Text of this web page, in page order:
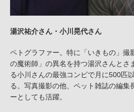
湯沢祐介さん・小川晃代さん
ペトグラファー。特に「いきもの」撮
の魔術師」の異名を持つ湯沢さんとさ
る小川さんの最強コンビで月に500匹
る。写真撮影の他、ペット雑誌の編集
ーとしても活躍。